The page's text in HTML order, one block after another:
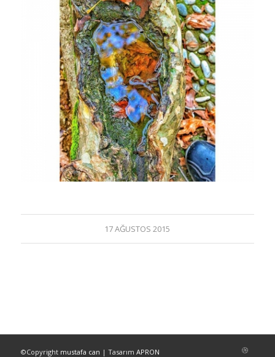
17 AĞUSTOS 2015
©Copyright mustafa can | Tasarım APRON